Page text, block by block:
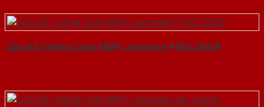
Cửa Gỗ Chống Cháy MDF Laminate P1R2 23029